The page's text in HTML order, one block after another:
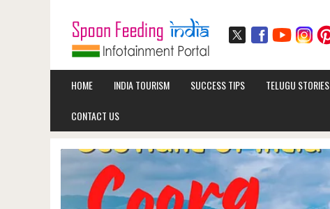
HOME INDIA TOURISM SUCCESS TIPS TELUGU STORIES
CONTACT US